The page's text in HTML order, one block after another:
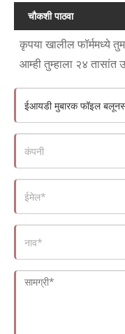
चौकशी पाठवा
कृपया खालील फॉर्ममध्ये
आम्ही तुम्हाला २४ तासांत